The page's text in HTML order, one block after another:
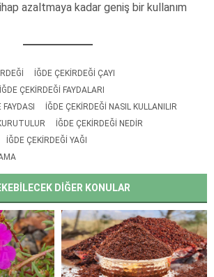
azaltmaya kadar geniş bir kullanım
İĞDE ÇEKIRDEĞI ÇAYI
İĞDE ÇEKIRDEĞI FAYDALARI
FAYDASI
İĞDE ÇEKIRDEĞI NASIL KULLANILIR
İĞDE ÇEKIRDEĞI NEDIR
İĞDE ÇEKIRDEĞI YAĞI
DİĞER KONULAR